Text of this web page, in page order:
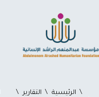
اﻟﺮﺋﻴﺴﻴﺔ التقارير